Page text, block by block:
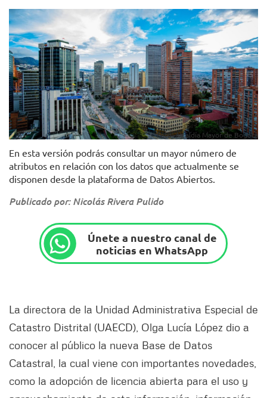
Foto: Alcaldía Mayor de Bogotá
En esta versión podrás consultar un mayor número de
atributos en relación con los datos que actualmente se
disponen desde la plataforma de Datos Abiertos.
Publicado por: Nicolás Rivera Pulido
Únete a nuestro canal de
noticias en WhatsApp
La directora de la Unidad Administrativa Especial de
Catastro Distrital (UAECD), Olga Lucía López dio a
conocer al público la nueva Base de Datos
Catastral, la cual viene con importantes novedades,
como la adopción de licencia abierta para el uso y